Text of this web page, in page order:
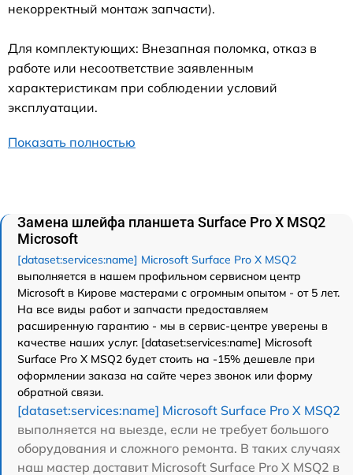
некорректный монтаж запчасти).
Для комплектующих: Внезапная поломка, отказ в
работе или несоответствие заявленным
характеристикам при соблюдении условий
эксплуатации.
Показать полностью
Замена шлейфа планшета Surface Pro X MSQ2
Microsoft
[dataset:services:name] Microsoft Surface Pro X MSQ2
выполняется в нашем профильном сервисном центр
Microsoft в Кирове мастерами с огромным опытом - от 5 лет.
На все виды работ и запчасти предоставляем
расширенную гарантию - мы в сервис-центре уверены в
качестве наших услуг. [dataset:services:name] Microsoft
Surface Pro X MSQ2 будет стоить на -15% дешевле при
оформлении заказа на сайте через звонок или форму
обратной связи.
[dataset:services:name] Microsoft Surface Pro X MSQ2
выполняется на выезде, если не требует большого
оборудования и сложного ремонта. В таких случаях
наш мастер доставит Microsoft Surface Pro X MSQ2 в